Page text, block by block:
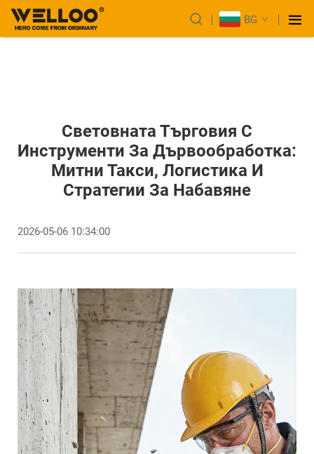
BG
Световната Търговия С
Инструменти За Дървообработка:
Митни Такси, Логистика И
Стратегии За Набавяне
2026-05-06 10:34:00